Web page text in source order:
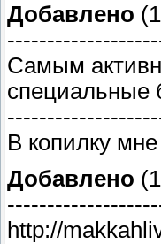
Добавлено
Самым
специальные
В копилку
Добавлено
http://